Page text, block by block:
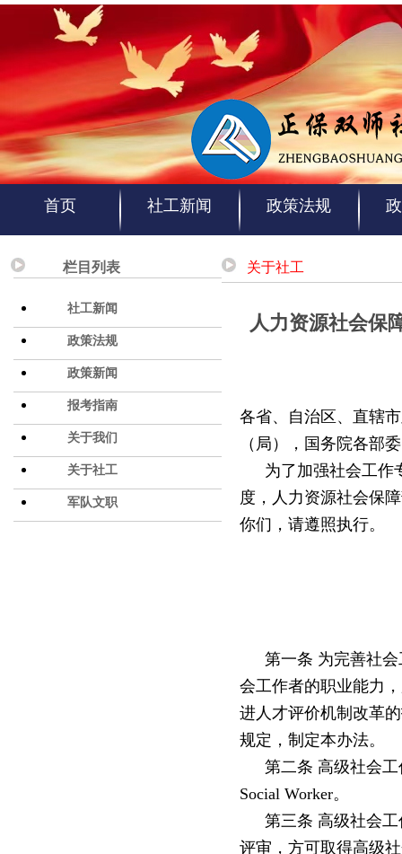
首页 社工新闻 政策法规
栏目列表
社工新闻
政策法规
政策新闻
报考指南
关于我们
关于社工
军队文职
关于社工
人力资源社会保
各省、自治区、直辖
（局），国务院各部
为了加强社会工作
度，人力资源社会保
你们，请遵照执行。
第一条 为完善社
会工作者的职业能力
进人才评价机制改革
规定，制定本办法。
第二条 高级社会
Social Worker。
第三条 高级社会
评审，方可取得高级